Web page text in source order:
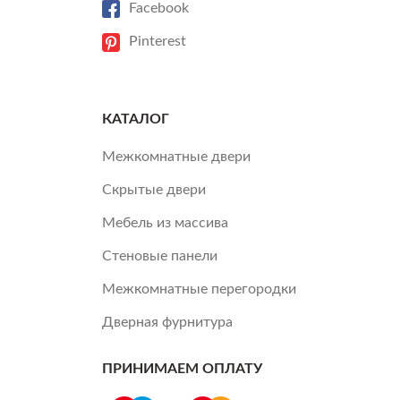
Facebook
Pinterest
КАТАЛОГ
Межкомнатные двери
Скрытые двери
Мебель из массива
Стеновые панели
Межкомнатные перегородки
Дверная фурнитура
ПРИНИМАЕМ ОПЛАТУ